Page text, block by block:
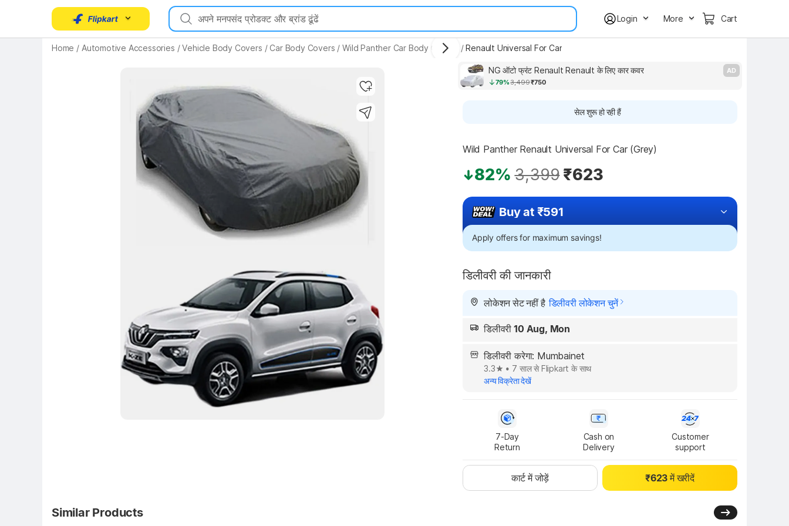
Login More Cart
Home / Automotive Accessories / Vehicle Body Covers / Car Body Covers / Wild Panther Car Body Covers / Renault Universal For Car
NG ऑटो फ्रंट Renault Renault के लिए कार कवर
79%3,499₹750
AD
सेल शुरू हो रही हैं
Wild Panther Renault Universal For Car (Grey)
82% 3,399₹623
Buy at ₹591
Apply offers for maximum savings!
डिलीवरी की जानकारी
लोकेशन सेट नहीं है डिलीवरी लोकेशन चुनें
डिलीवरी 10 Aug, Mon
डिलीवरी करेगा: Mumbainet
3.3 • 7 साल से Flipkart के साथ
अन्य विक्रेता देखें
7-Day
Return
Cash on
Delivery
Customer
support
कार्ट में जोड़ें ₹623 में खरीदें
Similar Products